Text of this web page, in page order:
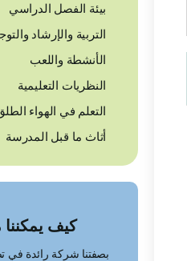
بيئة الفصل الدراسي
التربية والإرشاد
الأنشطة واللعب
النظريات التعليمية
التعلم في الهواء
أثاث ما قبل المدرسة
كيف
بصفتنا شركة رائدة في